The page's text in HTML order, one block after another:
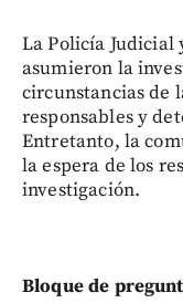
La Policía Judicial
asumieron la
circunstancias de
responsables y
Entretanto, la
la espera de los
investigación.
Bloque de